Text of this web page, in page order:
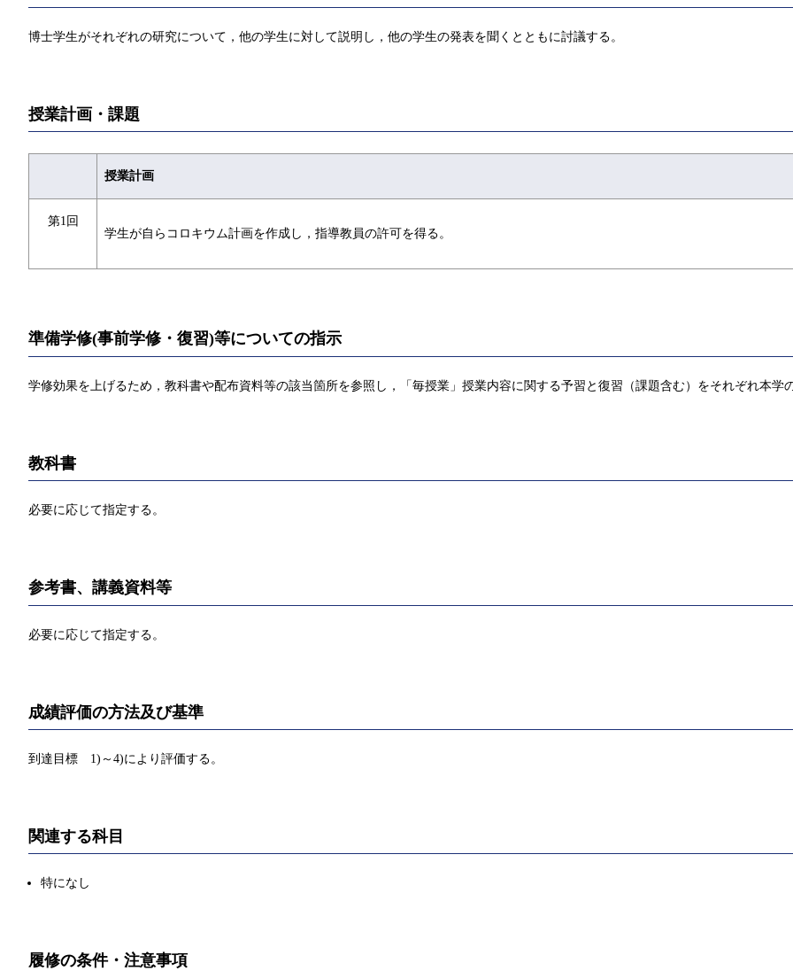
博士学生がそれぞれの研究について，他の学生に対して説明し，他の学生の発表を聞くとともに討議する。
授業計画・課題
授業計画
第1回
学生が自らコロキウム計画を作成し，指導教員の許可を得る。
準備学修(事前学修・復習)等についての指示
学修効果を上げるため，教科書や配布資料等の該当箇所を参照し，「毎授業」授業内容に関する予習と復習（課題含む）をそれぞれ本学
教科書
必要に応じて指定する。
参考書、講義資料等
必要に応じて指定する。
成績評価の方法及び基準
到達目標 1)～4)により評価する。
関連する科目
特になし
履修の条件・注意事項